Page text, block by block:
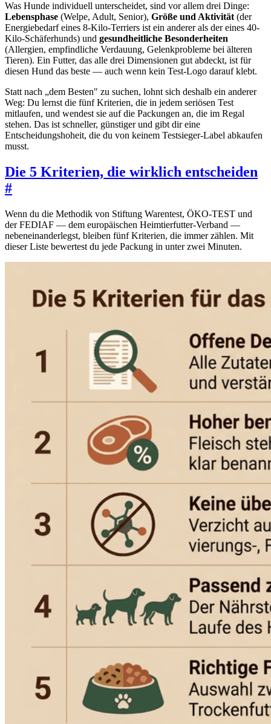
Was Hunde individuell unterscheidet, sind vor allem drei Dinge:
Lebensphase (Welpe, Adult, Senior), Größe und Aktivität (der
Energiebedarf eines 8-Kilo-Terriers ist ein anderer als der eines 40-
Kilo-Schäferhunds) und gesundheitliche Besonderheiten
(Allergien, empfindliche Verdauung, Gelenkprobleme bei älteren
Tieren). Ein Futter, das alle drei Dimensionen gut abdeckt, ist für
diesen Hund das beste — auch wenn kein Test-Logo darauf klebt.
Statt nach „dem Besten" zu suchen, lohnt sich deshalb ein anderer
Weg: Du lernst die fünf Kriterien, die in jedem seriösen Test
mitlaufen, und wendest sie auf die Packungen an, die im Regal
stehen. Das ist schneller, günstiger und gibt dir eine
Entscheidungshoheit, die du von keinem Testsieger-Label abkaufen
musst.
Die 5 Kriterien, die wirklich entscheiden
#
Wenn du die Methodik von Stiftung Warentest, ÖKO-TEST und
der FEDIAF — dem europäischen Heimtierfutter-Verband —
nebeneinanderlegst, bleiben fünf Kriterien, die immer zählen. Mit
dieser Liste bewertest du jede Packung in unter zwei Minuten.